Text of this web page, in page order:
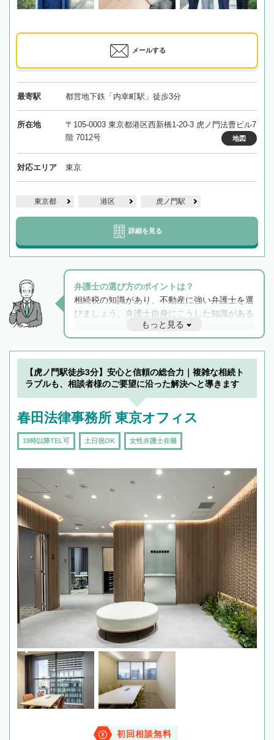
メールする
最寄駅 都営地下鉄「内幸町駅」徒歩3分
所在地
〒105-0003 東京都港区西新橋1-20-3 虎ノ門法曹ビル7
階 7012号
地図
対応エリア 東京
東京都 港区 虎ノ門駅
詳細を見る
弁護士の選び方のポイントは？
相続税の知識があり、不動産に強い弁護士を選
びましょう。弁護士自身にこうした知識がある
と他士業との連携もスムーズに進み、トラブル
解決のみならず相続をトータルで任せることが
できます。また、相続は感情がからむ分野なの
でフィーリングも重要です。実際に電話や面談
で複数の弁護士と会話をしてウマが合う方に依
もっと見る
【虎ノ門駅徒歩3分】安心と信頼の総合力｜複雑な相続ト
ラブルも、相談者様のご要望に沿った解決へと導きます
春田法律事務所 東京オフィス
19時以降TEL可 土日祝OK 女性弁護士在籍
初回相談無料